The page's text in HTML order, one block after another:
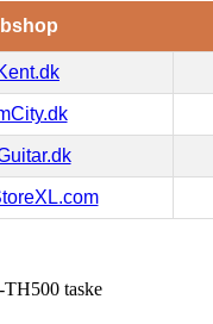
taske